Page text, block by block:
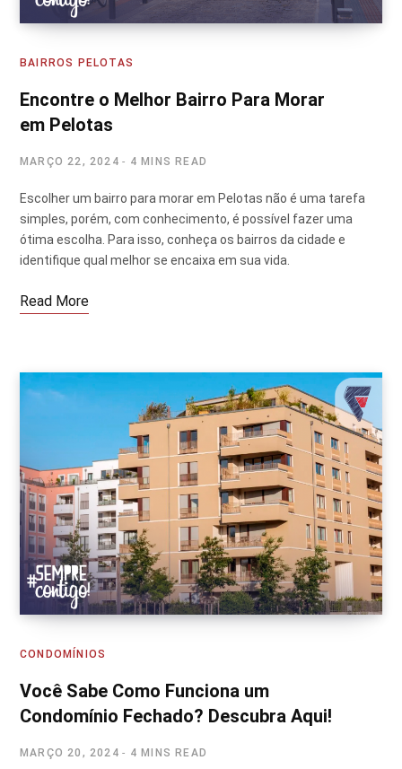
BAIRROS PELOTAS
Encontre o Melhor Bairro Para Morar
em Pelotas
MARÇO 22, 2024 4 MINS READ
Escolher um bairro para morar em Pelotas não é uma tarefa
simples, porém, com conhecimento, é possível fazer uma
ótima escolha. Para isso, conheça os bairros da cidade e
identifique qual melhor se encaixa em sua vida.
Read More
CONDOMÍNIOS
Você Sabe Como Funciona um
Condomínio Fechado? Descubra Aqui!
MARÇO 20, 2024 4 MINS READ